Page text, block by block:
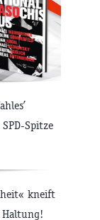
Spitze
kneift
Haltung!